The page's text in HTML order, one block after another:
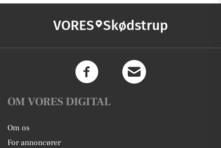
VORES Skødstrup
OM VORES DIGITAL
Om os
For annoncører